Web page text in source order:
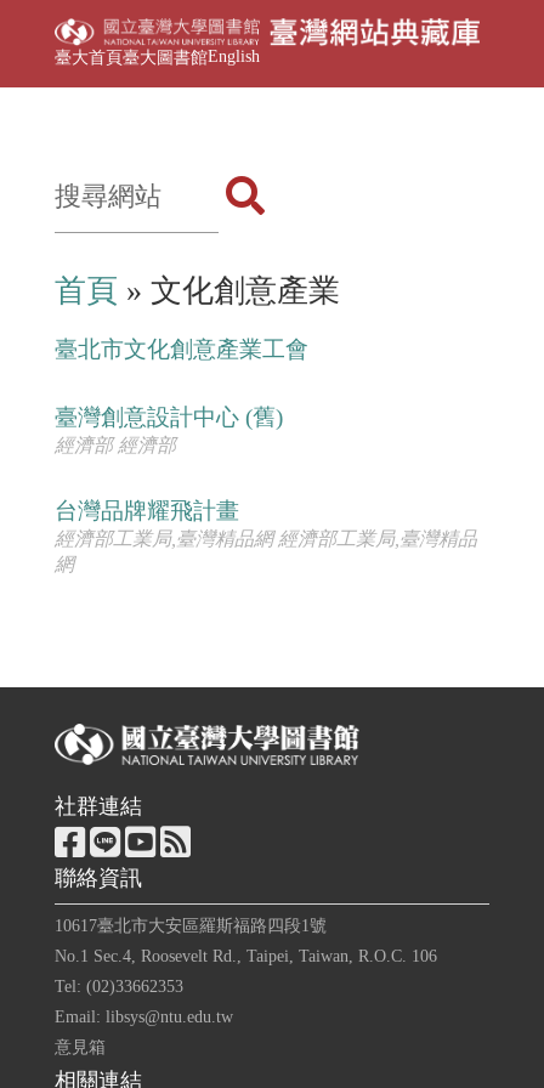
臺大首頁臺大圖書館English
首頁 » 文化創意產業
臺北市文化創意產業工會
臺灣創意設計中心 (舊)
經濟部 經濟部
台灣品牌耀飛計畫
經濟部工業局,臺灣精品網 經濟部工業局,臺灣精品
網
社群連結
聯絡資訊
10617臺北市大安區羅斯福路四段1號
No.1 Sec.4, Roosevelt Rd., Taipei, Taiwan, R.O.C. 106
Tel: (02)33662353
Email: libsys@ntu.edu.tw
意見箱
相關連結